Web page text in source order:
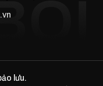
lưu.